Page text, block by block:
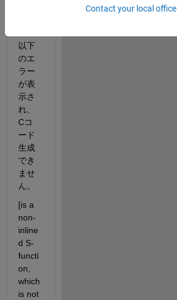
以下
のエ
ラー
が表
示さ
れ、
Cコ
ード
生成
でき
ませ
ん。
[is a
non-
inline
d S-
functi
on,
which
is not
Contact your local office